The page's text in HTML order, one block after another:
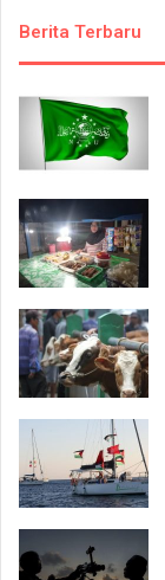
Berita Terbaru